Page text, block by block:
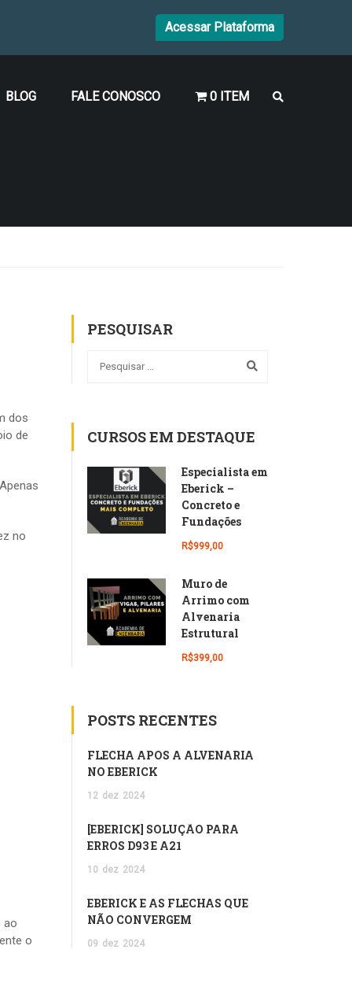
Acessar Plataforma
BLOG FALE CONOSCO 0 ITEM
dos
de
no
ao
o
PESQUISAR
CURSOS EM DESTAQUE
Especialista em
Eberick –
Concreto e
Fundações
R$999,00
Muro de
Arrimo com
Alvenaria
Estrutural
R$399,00
POSTS RECENTES
FLECHA APÓS A ALVENARIA
NO EBERICK
12 dez 2024
[EBERICK] SOLUÇÃO PARA
ERROS D93 E A21
10 dez 2024
EBERICK E AS FLECHAS QUE
NÃO CONVERGEM
09 dez 2024